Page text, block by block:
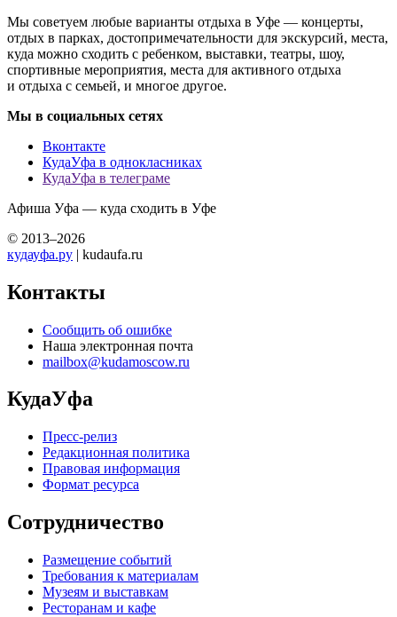
Мы советуем любые варианты отдыха в Уфе — концерты,
отдых в парках, достопримечательности для экскурсий, места,
куда можно сходить с ребенком, выставки, театры, шоу,
спортивные мероприятия, места для активного отдыха
и отдыха с семьей, и многое другое.
Мы в социальных сетях
Вконтакте
КудаУфа в однокласниках
КудаУфа в телеграме
Афиша Уфа — куда сходить в Уфе
© 2013–2026
кудауфа.ру | kudaufa.ru
Контакты
Сообщить об ошибке
Наша электронная почта
mailbox@kudamoscow.ru
КудаУфа
Пресс-релиз
Редакционная политика
Правовая информация
Формат ресурса
Сотрудничество
Размещение событий
Требования к материалам
Музеям и выставкам
Ресторанам и кафе